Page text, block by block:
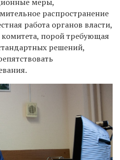
распространение
работа органов власти,
порой требующая
решений,